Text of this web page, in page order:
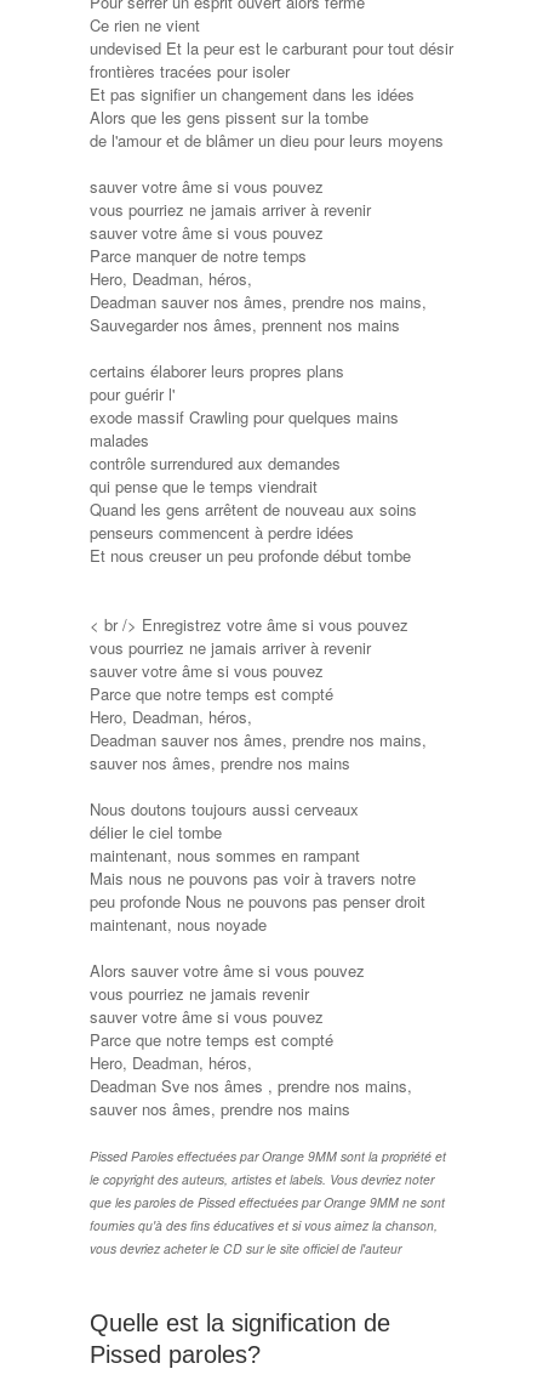
Ce rien ne vient
undevised Et la peur est le carburant pour tout désir
frontières tracées pour isoler
Et pas signifier un changement dans les idées
Alors que les gens pissent sur la tombe
de l'amour et de blâmer un dieu pour leurs moyens
sauver votre âme si vous pouvez
vous pourriez ne jamais arriver à revenir
sauver votre âme si vous pouvez
Parce manquer de notre temps
Hero, Deadman, héros,
Deadman sauver nos âmes, prendre nos mains,
Sauvegarder nos âmes, prennent nos mains
certains élaborer leurs propres plans
pour guérir l'
exode massif Crawling pour quelques mains
malades
contrôle surrendured aux demandes
qui pense que le temps viendrait
Quand les gens arrêtent de nouveau aux soins
penseurs commencent à perdre idées
Et nous creuser un peu profonde début tombe
< br /> Enregistrez votre âme si vous pouvez
vous pourriez ne jamais arriver à revenir
sauver votre âme si vous pouvez
Parce que notre temps est compté
Hero, Deadman, héros,
Deadman sauver nos âmes, prendre nos mains,
sauver nos âmes, prendre nos mains
Nous doutons toujours aussi cerveaux
délier le ciel tombe
maintenant, nous sommes en rampant
Mais nous ne pouvons pas voir à travers notre
peu profonde Nous ne pouvons pas penser droit
maintenant, nous noyade
Alors sauver votre âme si vous pouvez
vous pourriez ne jamais revenir
sauver votre âme si vous pouvez
Parce que notre temps est compté
Hero, Deadman, héros,
Deadman Sve nos âmes , prendre nos mains,
sauver nos âmes, prendre nos mains
Pissed Paroles effectuées par Orange 9MM sont la propriété et
le copyright des auteurs, artistes et labels. Vous devriez noter
que les paroles de Pissed effectuées par Orange 9MM ne sont
fournies qu'à des fins éducatives et si vous aimez la chanson,
vous devriez acheter le CD sur le site officiel de l'auteur
Quelle est la signification de
Pissed paroles?